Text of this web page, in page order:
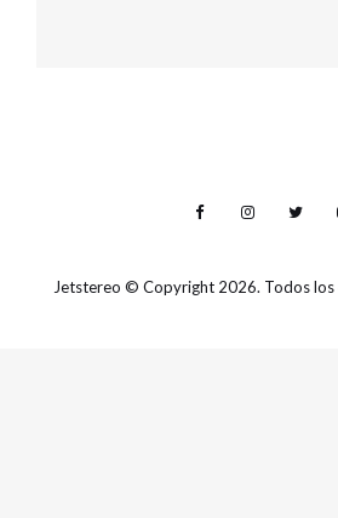
Jetstereo © Copyright 2026. Todos los